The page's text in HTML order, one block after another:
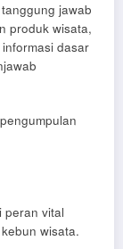
jawab
produk wisata,
dasar
peran vital
wisata.